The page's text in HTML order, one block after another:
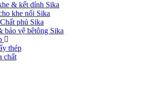
& kết dính Sika
khe nối Sika
phủ Sika
bảo vệ bêtông Sika
thép
chất